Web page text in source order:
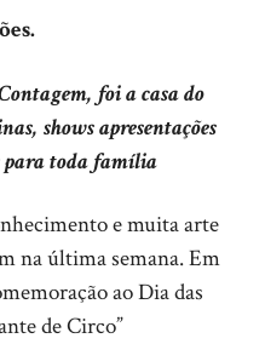
foi a casa do
shows apresentações
para toda família
e muita arte
na última semana. Em
ao Dia das
de Circo”